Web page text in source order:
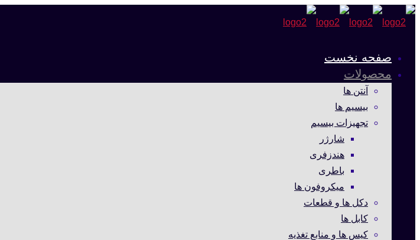
صفحه نخست
محصولات
آنتن ها
بیسیم ها
تجهیزات بیسیم
شارژر
هندزفری
باطری
میکروفون ها
دکل ها و قطعات
کابل ها
کیس ها و منابع تغذیه